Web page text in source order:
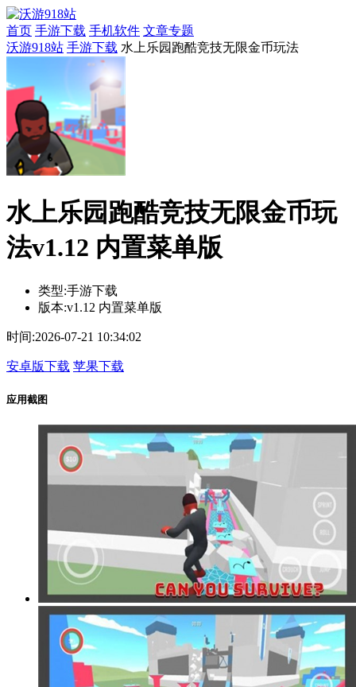
首页 手游下载 手机软件 文章专题
沃游918站 手游下载 水上乐园跑酷竞技无限金币玩法
水上乐园跑酷竞技无限金币玩
法v1.12 内置菜单版
类型:手游下载
版本:v1.12 内置菜单版
时间:2026-07-21 10:34:02
安卓版下载 苹果下载
应用截图